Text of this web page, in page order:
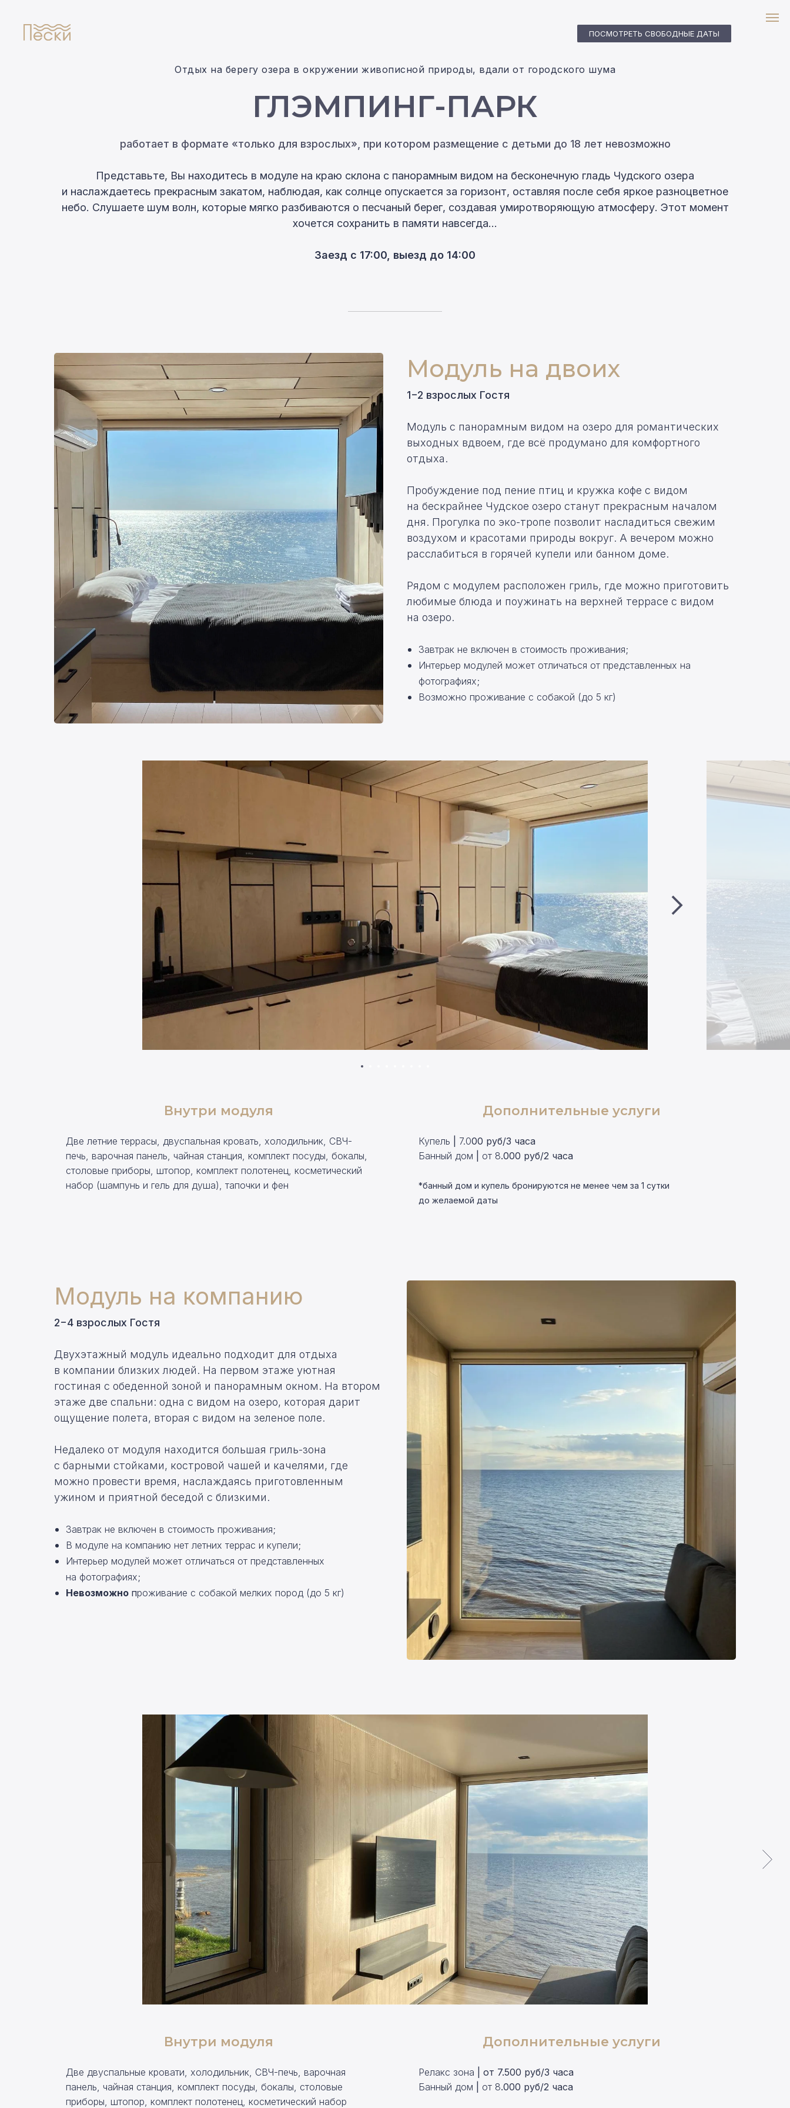
ПОСМОТРЕТЬ СВОБОДНЫЕ ДАТЫ
ПОСМОТРЕТЬ СВОБОДНЫЕ ДАТЫ
Отдых на берегу озера в окружении живописной природы, вдали от городского шума
ГЛЭМПИНГ-ПАРК
работает в формате «только для взрослых» , при котором размещение с детьми до 18 лет невозможно
Представьте, Вы находитесь в модуле на краю склона с панорамным видом на бесконечную гладь Чудского озера
и наслаждаетесь прекрасным закатом, наблюдая, как солнце опускается за горизонт, оставляя после себя яркое разноцветное
небо. Слушаете шум волн, которые мягко разбиваются о песчаный берег, создавая умиротворяющую атмосферу. Этот момент
хочется сохранить в памяти навсегда…
Заезд с 17:00, выезд до 14:00
Модуль на двоих
1−2 взрослых Гостя
Модуль с панорамным видом на озеро для романтических
выходных вдвоем, где всё продумано для комфортного
отдыха.
Пробуждение под пение птиц и кружка кофе с видом
на бескрайнее Чудское озеро станут прекрасным началом
дня. Прогулка по эко-тропе позволит насладиться свежим
воздухом и красотами природы вокруг. А вечером можно
расслабиться в горячей купели или банном доме.
Рядом с модулем расположен гриль, где можно приготовить
любимые блюда и поужинать на верхней террасе с видом
на озеро.
Завтрак не включен в стоимость проживания;
Интерьер модулей может отличаться от представленных на
фотографиях;
Возможно проживание с собакой (до 5 кг)
Внутри модуля
Две летние террасы, двуспальная кровать, холодильник, СВЧ-
печь, варочная панель, чайная станция, комплект посуды, бокалы,
столовые приборы, штопор, комплект полотенец, косметический
набор (шампунь и гель для душа), тапочки и фен
Дополнительные услуги
Купель 7.000 руб/3 часа
Банный дом
от 8.000 руб/2 часа
*банный дом и купель бронируются не менее чем за 1 сутки
до желаемой даты
Модуль на компанию
2−4 взрослых Гостя
Двухэтажный модуль идеально подходит для отдыха
в компании близких людей. На первом этаже уютная
гостиная с обеденной зоной и панорамным окном. На втором
этаже две спальни: одна с видом на озеро, которая дарит
ощущение полета, вторая с видом на зеленое поле.
Недалеко от модуля находится большая гриль-зона
с барными стойками, костровой чашей и качелями, где
можно провести время, наслаждаясь приготовленным
ужином и приятной беседой с близкими.
Завтрак не включен в стоимость проживания;
В модуле на компанию нет летних террас и купели;
Интерьер модулей может отличаться от представленных
на фотографиях;
Невозможно проживание с собакой мелких пород (до 5 кг)
Внутри модуля
Две двуспальные кровати, холодильник, СВЧ-печь, варочная
панель, чайная станция, комплект посуды, бокалы, столовые
приборы, штопор, комплект полотенец, косметический набор
Дополнительные услуги
Релакс зона | от 7.500 руб/3 часа
Банный дом
от 8.000 руб/2 часа